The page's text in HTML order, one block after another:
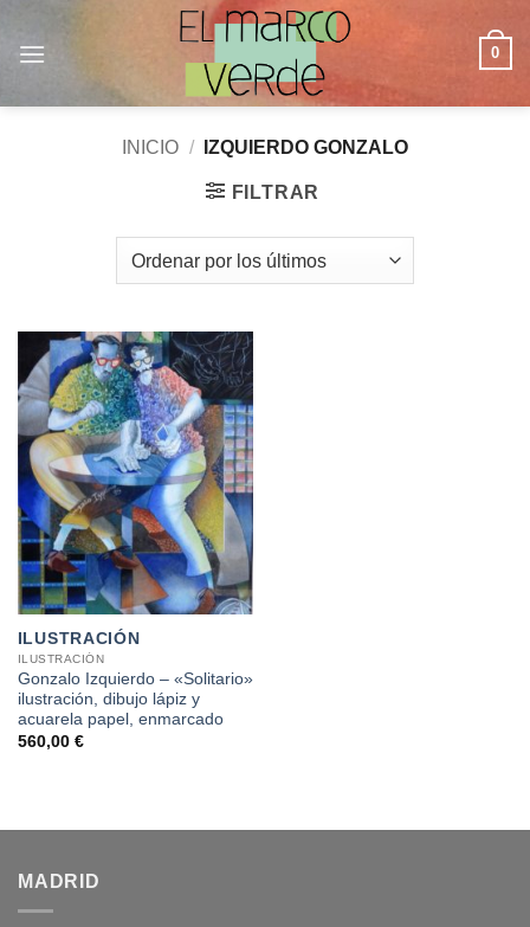
0
INICIO / IZQUIERDO GONZALO
FILTRAR
ILUSTRACIÓN
ILUSTRACIÓN
Gonzalo Izquierdo – «Solitario»
ilustración, dibujo lápiz y
acuarela papel, enmarcado
560,00 €
MADRID